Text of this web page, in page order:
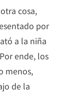
cosa,
por
a la niña
ende, los
menos,
de la